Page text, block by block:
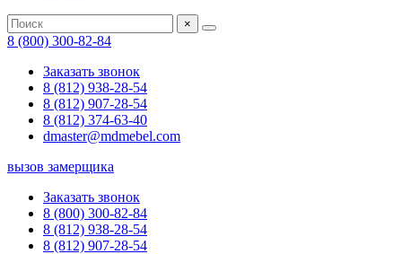
×
8 (800) 300-82-84
Заказать звонок
8 (812) 938-28-54
8 (812) 907-28-54
8 (812) 374-63-40
dmaster@mdmebel.com
вызов замерщика
Заказать звонок
8 (800) 300-82-84
8 (812) 938-28-54
8 (812) 907-28-54